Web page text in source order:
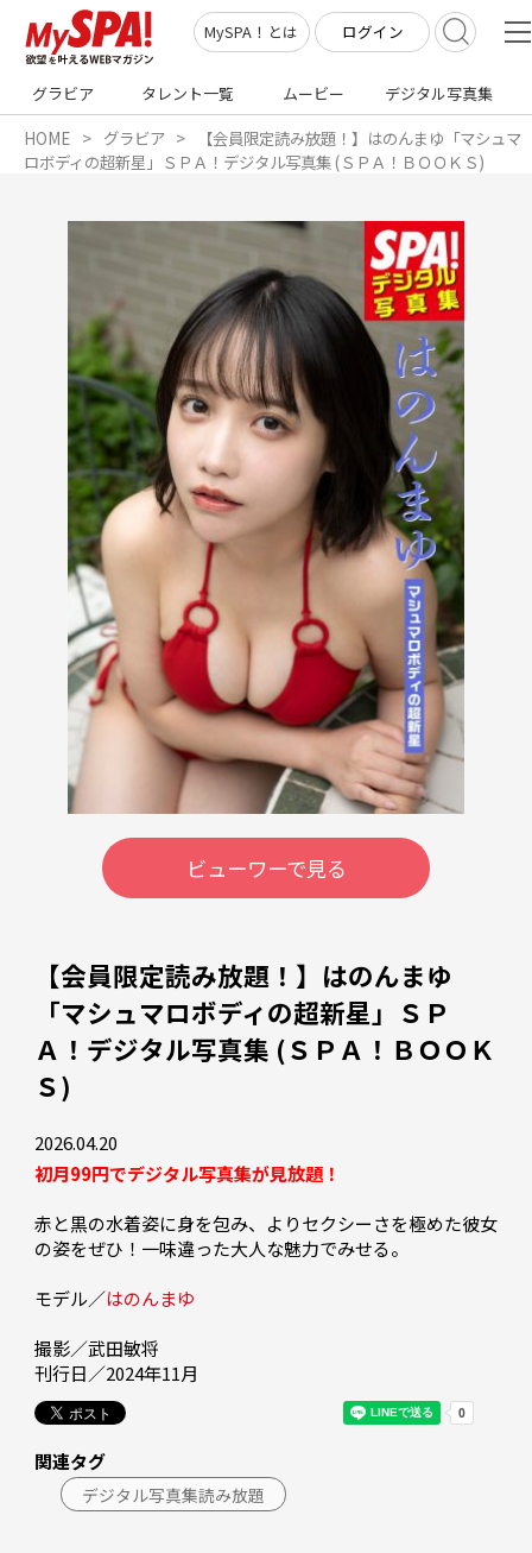
MySPA！とは ログイン
グラビア タレント一覧 ムービー デジタル写真集
HOME グラビア
【会員限定読み放題！】はのんまゆ「マシュマ
ロボディの超新星」ＳＰＡ！デジタル写真集 (ＳＰＡ！ＢＯＯＫＳ)
ビューワーで見る
【会員限定読み放題！】はのんまゆ
「マシュマロボディの超新星」ＳＰ
Ａ！デジタル写真集 (ＳＰＡ！ＢＯＯＫ
Ｓ)
2026.04.20
初月99円でデジタル写真集が見放題！
赤と黒の水着姿に身を包み、よりセクシーさを極めた彼女
の姿をぜひ！一味違った大人な魅力でみせる。
モデル／はのんまゆ
撮影／武田敏将
刊行日／2024年11月
関連タグ
デジタル写真集読み放題